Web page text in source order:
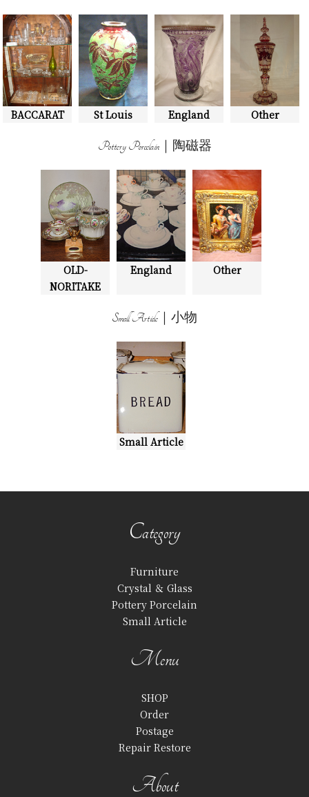
BACCARAT St Louis England Other
Pottery Porcelain｜陶磁器
OLD-
NORITAKE
England Other
Small Article｜小物
Small Article
Category
Furniture
Crystal ＆ Glass
Pottery Porcelain
Small Article
Menu
SHOP
Order
Postage
Repair Restore
About